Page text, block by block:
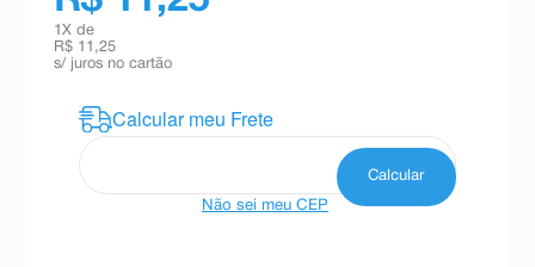
1 X de
R$ 11,25
s/ juros no cartão
Não sei meu CEP